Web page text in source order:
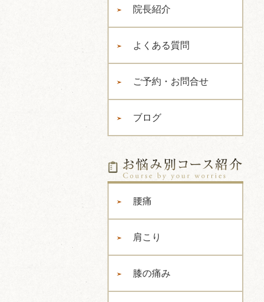
院長紹介
よくある質問
ご予約・お問合せ
ブログ
腰痛
肩こり
膝の痛み